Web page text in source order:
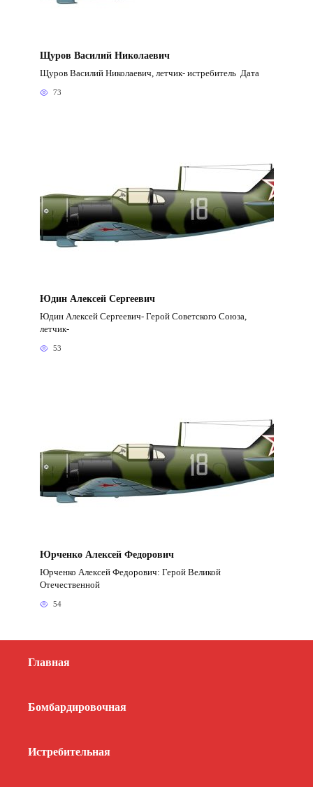
Щуров Василий Николаевич
Щуров Василий Николаевич, летчик- истребитель Дата
73
Юдин Алексей Сергеевич
Юдин Алексей Сергеевич- Герой Советского Союза,
летчик-
53
Юрченко Алексей Федорович
Юрченко Алексей Федорович: Герой Великой
Отечественной
54
Главная
Бомбардировочная
Истребительная